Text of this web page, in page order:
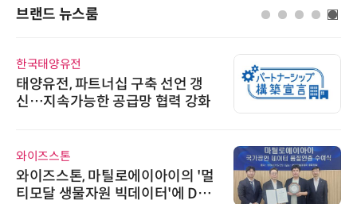
브랜드 뉴스룸
한국태양유전
태양유전, 파트너십 구축 선언 갱
신…지속가능한 공급망 협력 강화
와이즈스톤
와이즈스톤, 마틸로에이아이의 '멀
티모달 생물자원 빅데이터'에 DQ